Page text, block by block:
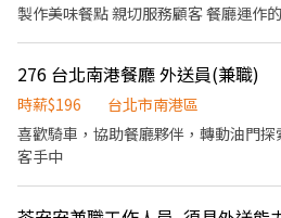
為單位計算) ②勞保、健保、意外險 ③
特休／年假按照勞基法規定 ⑤颱風天
折扣 ⑦提供員工制服 ⑧任職一年後提供
🌙 晚班：16:00 - 23:00 ⭐ 夜班：21:00
薪為 $ 196 💰 過00:00 + $ 55 夜班津貼 .˚⊹ ⁺‧ 【 休假制度】 ‧⁺ ⊹˚.
📌 採排休制（無固定休） 🗓️ 周一至週
📍台北市士林區中山北路五段602號 👉內湖區 台北西湖店📍台北市
內湖區內湖路一段283號 台北舊宗二店
275號 👉大安區 羅斯福店📍台北市大安區羅斯福路二段45號 台北麟
光店📍台北市大安區和平東路三段406
製作美味餐點 親切服務顧客 餐廳運作
276 台北南港餐廳 外送員(兼職)
時薪$196
台北市南港區
喜歡騎車，協助餐廳夥伴，轉動油門
客手中